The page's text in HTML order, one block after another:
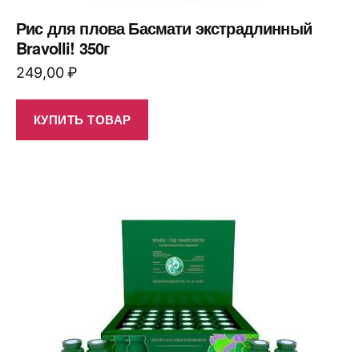
Рис для плова Басмати экстрадлинный
Bravolli! 350г
249,00₽
КУПИТЬ ТОВАР